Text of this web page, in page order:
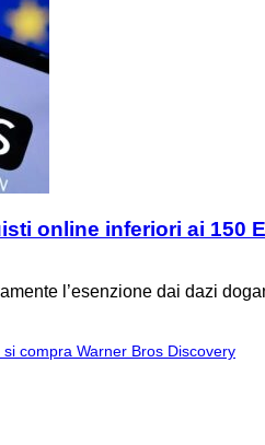
online inferiori ai 150
l’esenzione dai dazi
compra Warner Bros Discovery